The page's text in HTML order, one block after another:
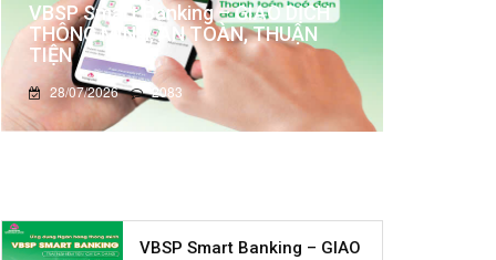
VBSP Smart Banking – GIAO DỊCH
THÔNG MINH, AN TOÀN, THUẬN
TIỆN
28/07/2026 2083
VBSP Smart Banking – GIAO